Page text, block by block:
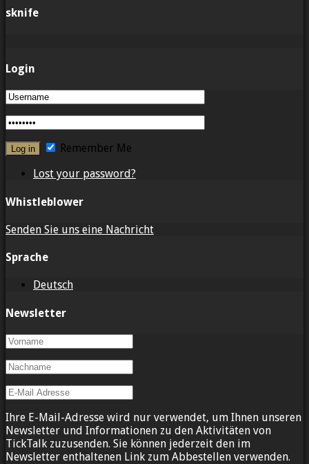
sknife
Login
Remember Me
Lost your password?
Whistleblower
Senden Sie uns eine Nachricht
Sprache
Deutsch
Newsletter
Ihre E-Mail-Adresse wird nur verwendet, um Ihnen unseren
Newsletter und Informationen zu den Aktivitäten von
TickTalk zuzusenden. Sie können jederzeit den im
Newsletter enthaltenen Link zum Abbestellen verwenden.